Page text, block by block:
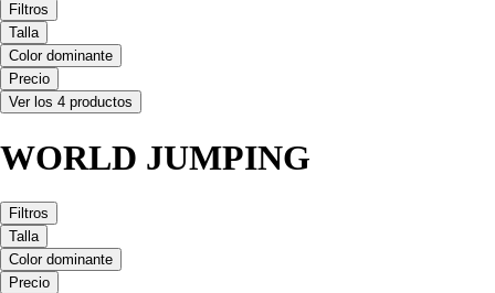
Filtros
Talla
Color dominante
Precio
Ver los 4 productos
WORLD JUMPING
Filtros
Talla
Color dominante
Precio